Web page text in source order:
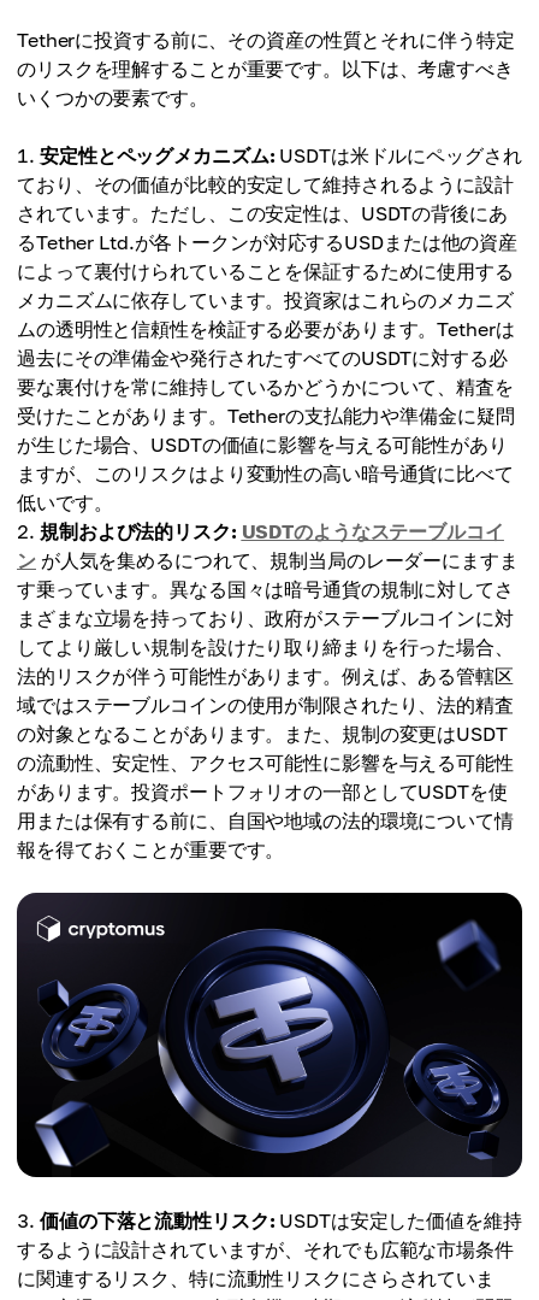
Tetherに投資する前に、その資産の性質とそれに伴う特定
のリスクを理解することが重要です。以下は、考慮すべき
いくつかの要素です。
安定性とペッグメカニズム: USDTは米ドルにペッグされ
ており、その価値が比較的安定して維持されるように設計
されています。ただし、この安定性は、USDTの背後にあ
るTether Ltd.が各トークンが対応するUSDまたは他の資産
によって裏付けられていることを保証するために使用する
メカニズムに依存しています。投資家はこれらのメカニズ
ムの透明性と信頼性を検証する必要があります。Tetherは
過去にその準備金や発行されたすべてのUSDTに対する必
要な裏付けを常に維持しているかどうかについて、精査を
受けたことがあります。Tetherの支払能力や準備金に疑問
が生じた場合、USDTの価値に影響を与える可能性があり
ますが、このリスクはより変動性の高い暗号通貨に比べて
低いです。
規制および法的リスク: USDTのようなステーブルコイ
ンが人気を集めるにつれて、規制当局のレーダーにますま
す乗っています。異なる国々は暗号通貨の規制に対してさ
まざまな立場を持っており、政府がステーブルコインに対
してより厳しい規制を設けたり取り締まりを行った場合、
法的リスクが伴う可能性があります。例えば、ある管轄区
域ではステーブルコインの使用が制限されたり、法的精査
の対象となることがあります。また、規制の変更はUSDT
の流動性、安定性、アクセス可能性に影響を与える可能性
があります。投資ポートフォリオの一部としてUSDTを使
用または保有する前に、自国や地域の法的環境について情
報を得ておくことが重要です。
価値の下落と流動性リスク: USDTは安定した価値を維持
するように設計されていますが、それでも広範な市場条件
に関連するリスク、特に流動性リスクにさらされていま